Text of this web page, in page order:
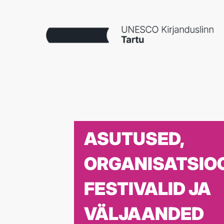
ASUTUSED,
FESTIVALID JA
VÄLJAANDED